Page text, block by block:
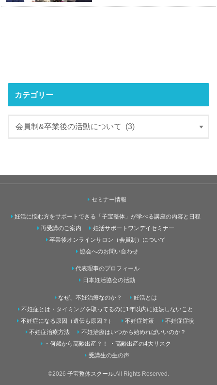
カテゴリー
セミナー情報
妊活に悩む方をサポートできる「子宝整体」が学べる講座の内容と日程
再受講のご案内
妊活サポートワンデイセミナー
卒業後オンラインサロン（会員制）について
協会へのお問い合わせ
代表理事のプロフィール
日本妊活協会の活動
なぜ、不妊治療なのか？
妊活とは
不妊症とは・タイミングを取ってるのに1年以内に妊娠しないこと
不妊症になる原因（遺伝も原因？）
不妊症対策
不妊症症状
不妊症治療方法
不妊治療はいつから始めればいいのか？
・何歳から高齢出産？！ ・高齢出産の4大リスク
受講生の生の声
©2026 子宝整体スクール .All Rights Reserved.